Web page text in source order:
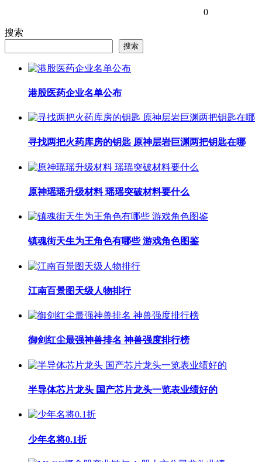
0
搜索
搜索
港股医药企业名单公布
寻找两把火药库房的钥匙 原神层岩巨渊两把钥匙在哪
原神瑶瑶升级材料 瑶瑶突破材料要什么
镇魂街天生为王角色有哪些 游戏角色图鉴
江南百景图天级人物排行
御剑红尘最强神兽排名 神兽强度排行榜
半导体芯片龙头 国产芯片龙头一览表业绩好的
少年名将0.1折